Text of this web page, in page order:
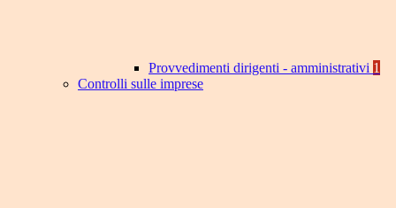
Provvedimenti dirigenti - amministrativi 1
Controlli sulle imprese